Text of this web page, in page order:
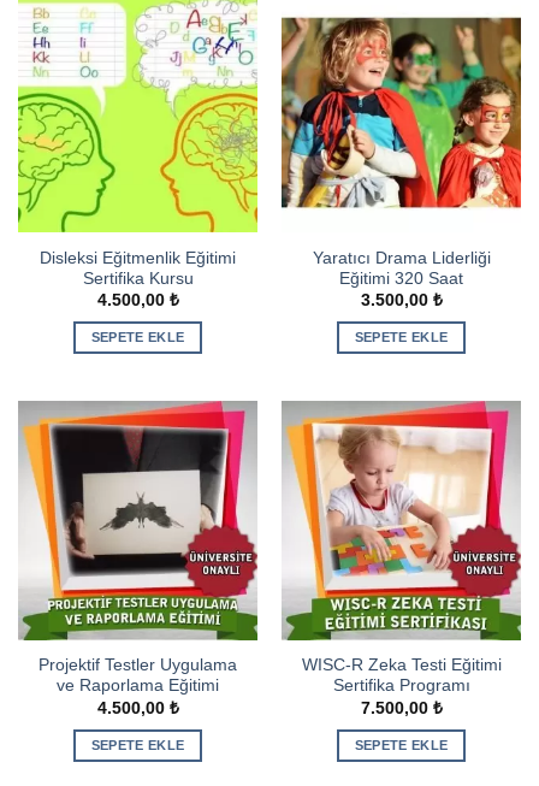
Disleksi Eğitmenlik Eğitimi
Sertifika Kursu
4.500,00 ₺
SEPETE EKLE
Yaratıcı Drama Liderliği
Eğitimi 320 Saat
3.500,00 ₺
SEPETE EKLE
Projektif Testler Uygulama
ve Raporlama Eğitimi
4.500,00 ₺
SEPETE EKLE
WISC-R Zeka Testi Eğitimi
Sertifika Programı
7.500,00 ₺
SEPETE EKLE